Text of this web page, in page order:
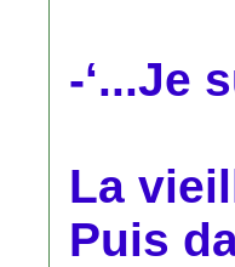
-‘...Je
La
Puis